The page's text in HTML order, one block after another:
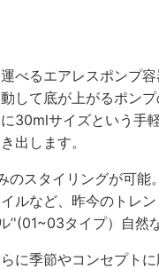
べるエアレスポンプ容
して底が上がるポン
30mlサイズという手
出します。
スタイリングが可能。
ルなど、昨今のトレ
’'(01~03タイプ）自
に季節やコンセプトに